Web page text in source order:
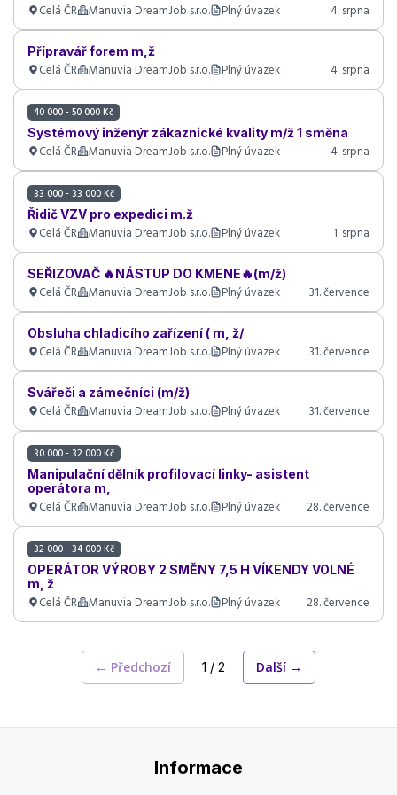
Celá ČR Manuvia DreamJob s.r.o. Plný úvazek 4. srpna
Přípravář forem m,ž
Celá ČR Manuvia DreamJob s.r.o. Plný úvazek 4. srpna
40 000 - 50 000 Kč
Systémový inženýr zákaznické kvality m/ž 1 směna
Celá ČR Manuvia DreamJob s.r.o. Plný úvazek 4. srpna
33 000 - 33 000 Kč
Řidič VZV pro expedici m.ž
Celá ČR Manuvia DreamJob s.r.o. Plný úvazek 1. srpna
SEŘIZOVAČ 🔥NÁSTUP DO KMENE🔥(m/ž)
Celá ČR Manuvia DreamJob s.r.o. Plný úvazek 31. července
Obsluha chladicího zařízení ( m, ž/
Celá ČR Manuvia DreamJob s.r.o. Plný úvazek 31. července
Svářeči a zámečníci (m/ž)
Celá ČR Manuvia DreamJob s.r.o. Plný úvazek 31. července
30 000 - 32 000 Kč
Manipulační dělník profilovací linky- asistent
operátora m,
Celá ČR Manuvia DreamJob s.r.o. Plný úvazek 28. července
32 000 - 34 000 Kč
OPERÁTOR VÝROBY 2 SMĚNY 7,5 H VÍKENDY VOLNÉ
m, ž
Celá ČR Manuvia DreamJob s.r.o. Plný úvazek 28. července
← Předchozí 1 / 2 Další →
Informace